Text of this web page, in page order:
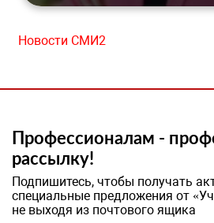
Новости СМИ2
Профессионалам -
рассылку!
Подпишитесь, чтобы получать
специальные предложения от
не выходя из почтового ящика